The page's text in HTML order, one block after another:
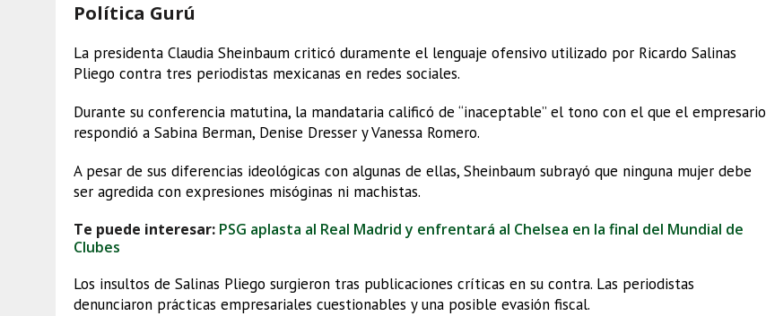
Política Gurú
La presidenta Claudia Sheinbaum criticó duramente el lenguaje ofensivo utilizado por Ricardo Salinas
Pliego contra tres periodistas mexicanas en redes sociales.
Durante su conferencia matutina, la mandataria calificó de “inaceptable” el tono con el que el empresario
respondió a Sabina Berman, Denise Dresser y Vanessa Romero.
A pesar de sus diferencias ideológicas con algunas de ellas, Sheinbaum subrayó que ninguna mujer debe
ser agredida con expresiones misóginas ni machistas.
Te puede interesar: PSG aplasta al Real Madrid y enfrentará al Chelsea en la final del Mundial de
Clubes
Los insultos de Salinas Pliego surgieron tras publicaciones críticas en su contra. Las periodistas
denunciaron prácticas empresariales cuestionables y una posible evasión fiscal.